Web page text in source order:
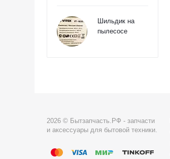
Шильдик на
пылесосе
2026 © Бытзапчасть.РФ - запчасти
и аксессуары для бытовой техники.